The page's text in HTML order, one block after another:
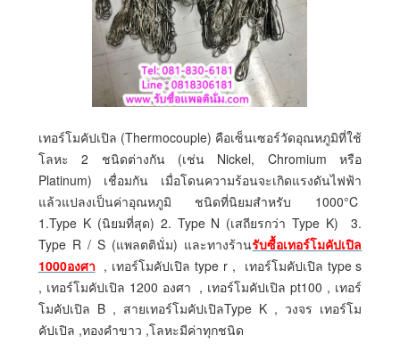
เทอร์โมคัปเปิล (Thermocouple) คือเซ็นเซอร์วัดอุณหภูมิที่ใช้
โลหะ 2 ชนิดต่างกัน (เช่น Nickel, Chromium หรือ
Platinum) เชื่อมกัน เมื่อโดนความร้อนจะเกิดแรงดันไฟฟ้า
แล้วแปลงเป็นค่าอุณหภูมิ ชนิดที่นิยมสำหรับ 1000°C
1.Type K (นิยมที่สุด) 2. Type N (เสถียรกว่า Type K) 3.
Type R / S (แพลตตินั่ม) และทางร้านรับซื้อเทอร์โมคัปเปิล
1000องศา , เทอร์โมคัปเปิล type r , เทอร์โมคัปเปิล type s
, เทอร์โมคัปเปิล 1200 องศา , เทอร์โมคัปเปิล pt100 , เทอร์
โมคัปเปิล B , สายเทอร์โมคัปเปิลType K , วงจร เทอร์โม
คัปเปิล ,ทองคำขาว ,โลหะมีค่าทุกชนิด